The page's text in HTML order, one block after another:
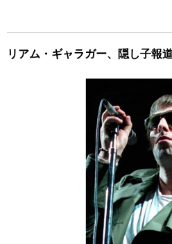
リアム・ギャラガー、隠し子報